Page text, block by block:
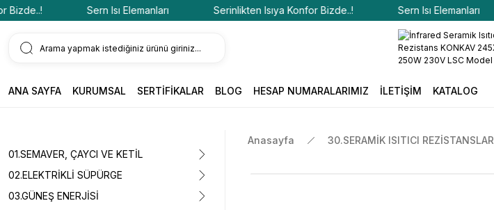
Sern Isı Elemanları Serinlikten Isıya Konfor Bizde..! Sern Isı Elemanları
ANA SAYFA KURUMSAL SERTİFİKALAR BLOG HESAP NUMARALARIMIZ İLETİŞİM KATALOG
01.SEMAVER, ÇAYCI VE KETİL
02.ELEKTRİKLİ SÜPÜRGE
03.GÜNEŞ ENERJİSİ
Anasayfa 30.SERAMİK ISITICI REZİSTANSLAR